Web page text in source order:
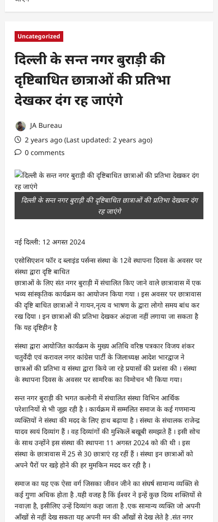
Uncategorized
दिल्ली के सन्त नगर बुराड़ी की
दृष्टिबाधित छात्राओं की प्रतिभा
देखकर दंग रह जाएंगे
JA Bureau
2 years ago (Last updated: 2 years ago)
0 comments
दिल्ली के सन्त नगर बुराड़ी की दृष्टिबाधित छात्राओं की प्रतिभा देखकर दंग
रह जाएंगे
नई दिल्ली: 12 अगस्त 2024
एसोसिएशन फॉर द ब्लाइंड पर्सन्स संस्था के 12वे स्थापना दिवस के अवसर पर
संस्था द्वारा दृष्टि बाधित
छात्राओं के लिए संत नगर बुराड़ी में संचालित किए जाने वाले छात्रावास में एक
भव्य सांस्कृतिक कार्यक्रम का आयोजन किया गया । इस अवसर पर छात्रावास
की दृष्टि बाधित छात्राओं ने गायन,नृत्य व भाषण के द्वारा लोगो समय बांध कर
रख दिया । इन छात्राओं की प्रतिभा देखकर अंदाजा नहीं लगाया जा सकता है
कि यह दृष्टिहीन है
संस्था द्वारा आयोजित कार्यक्रम के मुख्य अतिथि वरिष्ठ पत्रकार विजय शंकर
चतुर्वेदी एवं करावल नगर कांग्रेस पार्टी के जिलाध्यक्ष आदेश भारद्वाज ने
छात्रओं की प्रतिभा व संस्था द्वारा किये जा रहे प्रयासों की प्रशंसा की । संस्था
के स्थापना दिवस के अवसर पर सामरिक का विमोचन भी किया गया।
सन्त नगर बुराड़ी की भगत कलोनी में संचालित संस्था विभिन आर्थिक
परेशानियों से भी जूझ रही है । कार्यक्रम में सम्मलित समाज के कई गणमान्य
व्यक्तियों ने संस्था की मदद के लिए हाथ बढ़ाया है । संस्था के संचालक राजेन्द्र
यादव स्वयं दिव्यांग हैं । वह दिव्यांगों की मुश्किलें बखूबी समझते हैं । इसी सोच
के साथ उन्होंने इस संस्था की स्थापना 11 अगस्त 2024 को की थी । इस
संस्था के छात्रावास में 25 से 30 छात्राएं रह रहीं हैं । संस्था इन छात्राओं को
अपने पैरों पर खड़े होने की हर मुमकिन मदद कर रही है ।
समाज का यह एक ऐसा वर्ग जिसका जीवन जीने का संघर्ष सामान्य व्यक्ति से
कई गुणा अधिक होता है .यही वजह है किं ईश्वर ने इन्हें कुछ दिव्य शक्तियों से
नवाज़ा है, इसीलिए उन्हें दिव्यांग कहा जाता है .एक सामान्य व्यक्ति जो अपनी
आँखों से नहीं देख सकता यह अपनी मन की आँखों से देख लेते है .संत नगर